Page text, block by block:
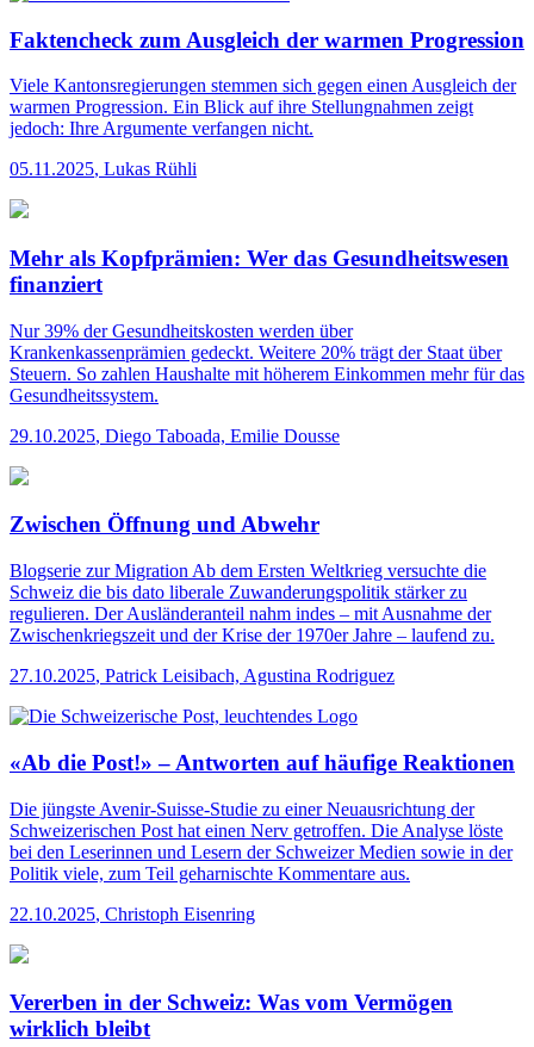
Faktencheck zum Ausgleich der warmen Progression
Viele Kantonsregierungen stemmen sich gegen einen Ausgleich der
warmen Progression. Ein Blick auf ihre Stellungnahmen zeigt
jedoch: Ihre Argumente verfangen nicht.
05.11.2025, Lukas Rühli
Mehr als Kopfprämien: Wer das Gesundheitswesen
finanziert
Nur 39% der Gesundheitskosten werden über
Krankenkassenprämien gedeckt. Weitere 20% trägt der Staat über
Steuern. So zahlen Haushalte mit höherem Einkommen mehr für das
Gesundheitssystem.
29.10.2025, Diego Taboada, Emilie Dousse
Zwischen Öffnung und Abwehr
Blogserie zur Migration Ab dem Ersten Weltkrieg versuchte die
Schweiz die bis dato liberale Zuwanderungspolitik stärker zu
regulieren. Der Ausländeranteil nahm indes – mit Ausnahme der
Zwischenkriegszeit und der Krise der 1970er Jahre – laufend zu.
27.10.2025, Patrick Leisibach, Agustina Rodriguez
«Ab die Post!» – Antworten auf häufige Reaktionen
Die jüngste Avenir-Suisse-Studie zu einer Neuausrichtung der
Schweizerischen Post hat einen Nerv getroffen. Die Analyse löste
bei den Leserinnen und Lesern der Schweizer Medien sowie in der
Politik viele, zum Teil geharnischte Kommentare aus.
22.10.2025, Christoph Eisenring
Vererben in der Schweiz: Was vom Vermögen
wirklich bleibt